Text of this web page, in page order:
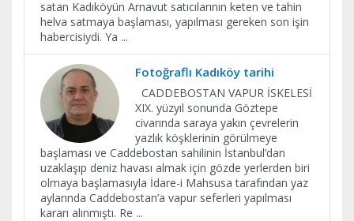
satan Kadıköyün Arnavut satıcılarının keten ve tahin
helva satmaya başlaması, yapılması gereken son işin
habercisiydi. Ya ...
Fotoğraflı Kadıköy tarihi
CADDEBOSTAN VAPUR İSKELESİ
XIX. yüzyıl sonunda Göztepe
civarında saraya yakın çevrelerin
yazlık köşklerinin görülmeye
başlaması ve Caddebostan sahilinin İstanbul’dan
uzaklaşıp deniz havası almak için gözde yerlerden biri
olmaya başlamasıyla İdare-i Mahsusa tarafından yaz
aylarında Caddebostan’a vapur seferleri yapılması
kararı alınmıştı. Re ...